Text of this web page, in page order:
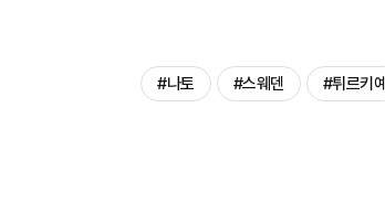
#나토 #스웨덴 #튀르키예